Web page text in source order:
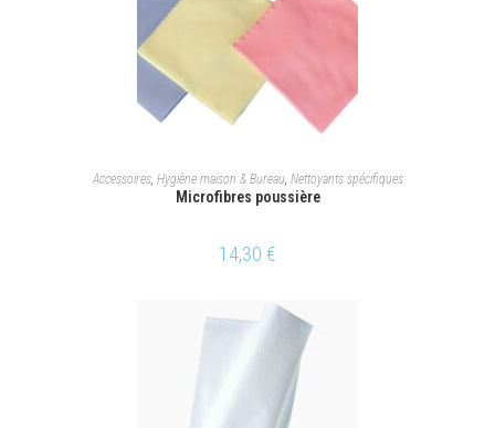
CHOIX DES OPTIONS
Accessoires, Hygiène maison & Bureau Nettoyants spécifiques
Microfibres poussière
14,30 €